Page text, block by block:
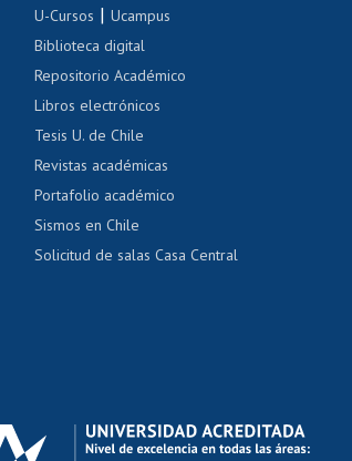
Cursos de español
U-Cursos |Ucampus
Biblioteca digital
Repositorio Académico
Libros electrónicos
Tesis U. de Chile
Revistas académicas
Portafolio académico
Sismos en Chile
Solicitud de salas Casa Central